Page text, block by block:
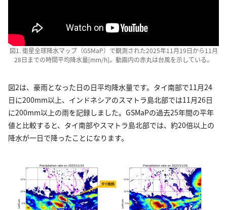
図1. 衛星全球降水マップ（GSMaP）で観測された2025年11月19日から11月
28日までの時間平均降水量[mm/h]。動画内の赤丸は台風を示している。
図2は、豪雨となった日の日平均降水量です。タイ南部で11月24
日に200mm以上、インドネシアのスマトラ島北部では11月26日
に200mm以上の雨を記録しました。GSMaPの過去25年間の平年
値と比較すると、タイ南部やスマトラ島北部では、約20倍以上の
降水が一日で降ったことになります。